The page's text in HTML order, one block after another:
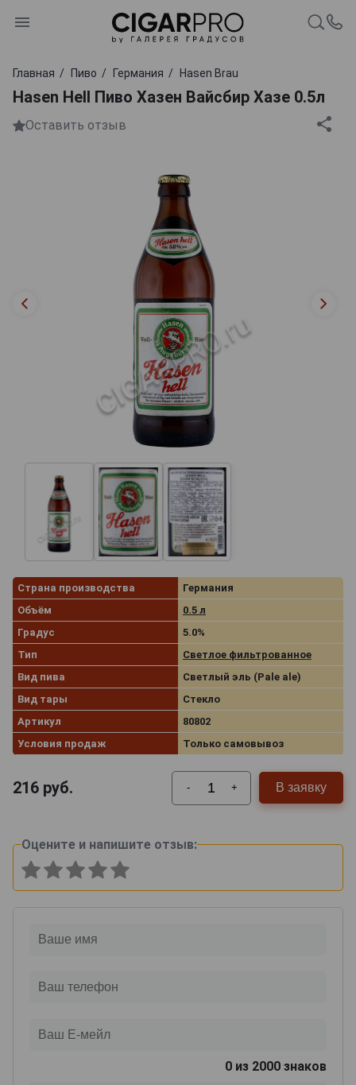
Главная Пиво Германия Hasen Brau
Hasen Hell Пиво Хазен Вайсбир Хазе 0.5л
Оставить отзыв
Страна производства
Германия
Объём
0.5 л
Градус
5.0%
Тип
Светлое фильтрованное
Вид пива
Светлый эль (Pale ale)
Вид тары
Стекло
Артикул
80802
Условия продаж
Только самовывоз
216 руб. - + В заявку
Оцените и напишите отзыв:
0 из 2000 знаков